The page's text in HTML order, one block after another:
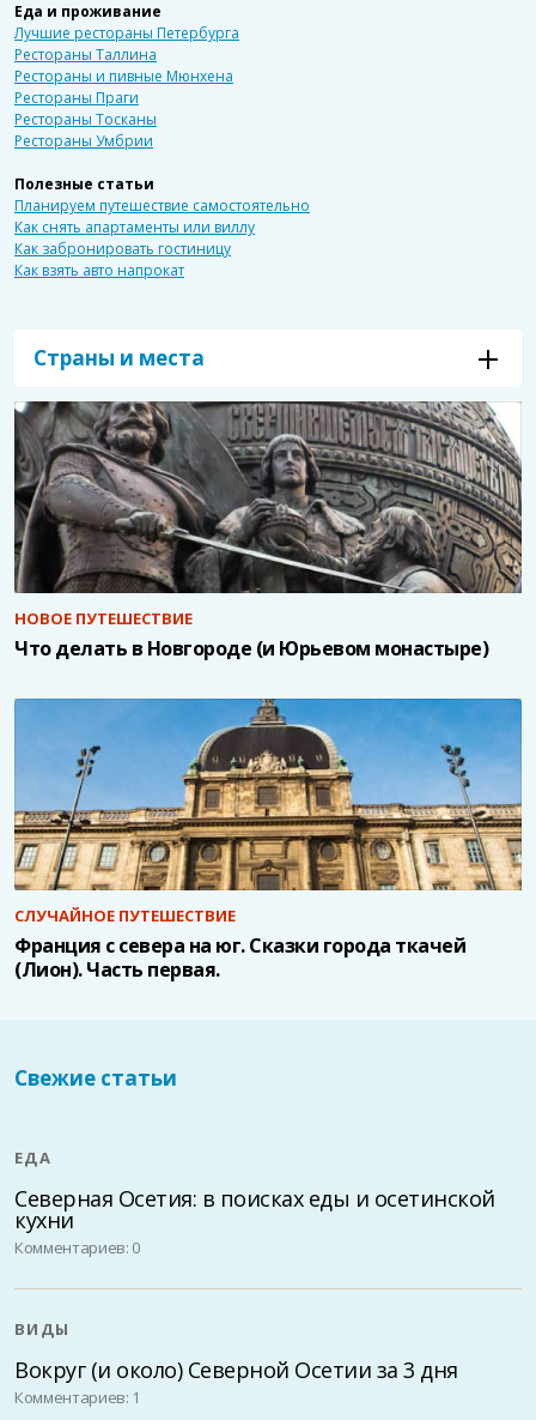
Еда и проживание
Лучшие рестораны Петербурга
Рестораны Таллина
Рестораны и пивные Мюнхена
Рестораны Праги
Рестораны Тосканы
Рестораны Умбрии
Полезные статьи
Планируем путешествие самостоятельно
Как снять апартаменты или виллу
Как забронировать гостиницу
Как взять авто напрокат
Страны и места
НОВОЕ ПУТЕШЕСТВИЕ
Что делать в Новгороде (и Юрьевом монастыре)
СЛУЧАЙНОЕ ПУТЕШЕСТВИЕ
Франция с севера на юг. Сказки города ткачей
(Лион). Часть первая.
Свежие статьи
ЕДА
Северная Осетия: в поисках еды и осетинской
кухни
Комментариев: 0
ВИДЫ
Вокруг (и около) Северной Осетии за 3 дня
Комментариев: 1